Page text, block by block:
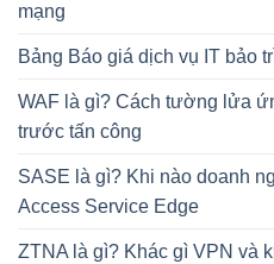
mạng
Bảng Báo giá dịch vụ IT bảo
WAF là gì? Cách tường lửa
trước tấn công
SASE là gì? Khi nào doanh
Access Service Edge
ZTNA là gì? Khác gì VPN và